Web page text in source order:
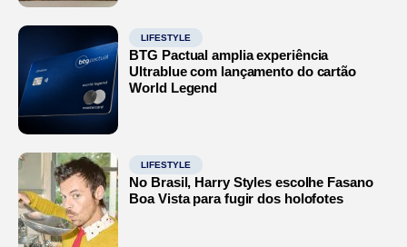
LIFESTYLE
BTG Pactual amplia experiência
Ultrablue com lançamento do cartão
World Legend
LIFESTYLE
No Brasil, Harry Styles escolhe Fasano
Boa Vista para fugir dos holofotes